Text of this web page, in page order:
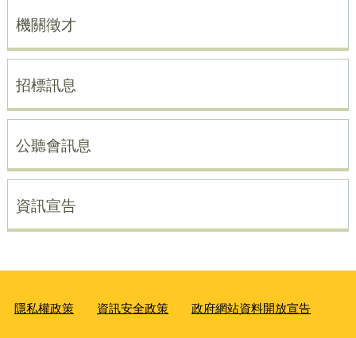
機關徵才
招標訊息
公聽會訊息
資訊宣告
隱私權政策 資訊安全政策 政府網站資料開放宣告